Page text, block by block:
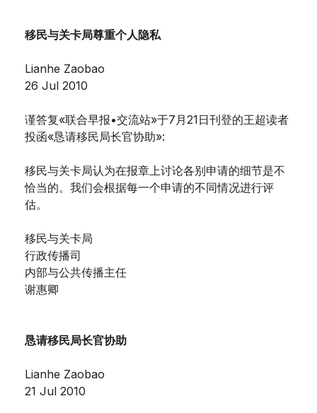
移民与关卡局尊重个人隐私
Lianhe Zaobao
26 Jul 2010
谨答复«联合早报•交流站»于7月21日刊登的王超读者
投函«恳请移民局长官协助»:
移民与关卡局认为在报章上讨论各别申请的细节是不
恰当的。我们会根据每一个申请的不同情况进行评
估。
移民与关卡局
行政传播司
内部与公共传播主任
谢惠卿
恳请移民局长官协助
Lianhe Zaobao
21 Jul 2010